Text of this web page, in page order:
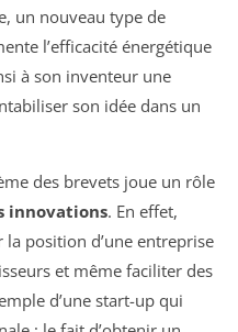
un nouveau type de
l’efficacité énergétique
à son inventeur une
son idée dans un
des brevets joue un rôle
innovations. En effet,
position d’une entreprise
et même faciliter des
d’une start-up qui